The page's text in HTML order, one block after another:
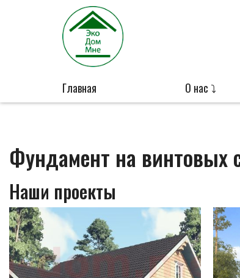
Главная О нас ⤵
Фундамент на винтовых
Наши проекты